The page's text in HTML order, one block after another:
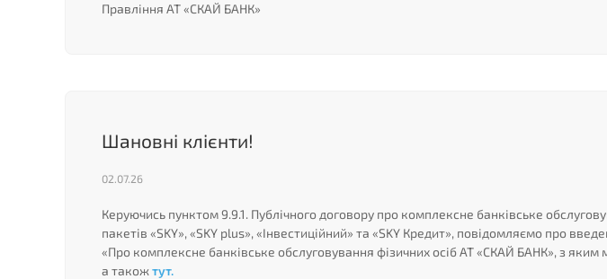
Правління АТ «СКАЙ БАНК»
Шановні клієнти!
02.07.26
Керуючись пунктом 9.9.1. Публічного договору про комплексне банківське
пакетів «SKY», «SKY plus», «Інвестиційний» та «SKY Кредит», повідомляємо про
«Про комплексне банківське обслуговування фізичних осіб АТ «СКАЙ БАНК», з
а такожтут.